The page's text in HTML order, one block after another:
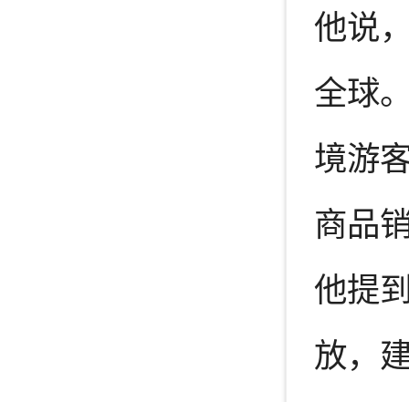
他说
全球
境游
商品
他提
放，